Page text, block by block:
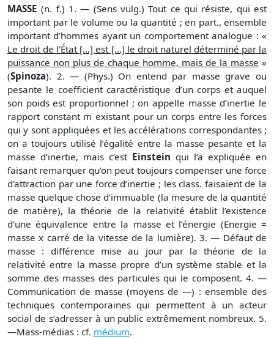
MASSE (n. f.) 1. — (Sens vulg.) Tout ce qui résiste, qui est
important par le volume ou la quantité ; en part., ensemble
important d’hommes ayant un comportement analogue : «
Le droit de l'État [...] est [...] le droit naturel déterminé par la
puissance non plus de chaque homme, mais de la masse »
(Spinoza). 2. — (Phys.) On entend par masse grave ou
pesante le coefficient caractéristique d’un corps et auquel
son poids est proportionnel ; on appelle masse d’inertie le
rapport constant m existant pour un corps entre les forces
qui y sont appliquées et les accélérations correspondantes ;
on a toujours utilisé l’égalité entre la masse pesante et la
masse d’inertie, mais c’est Einstein qui l’a expliquée en
faisant remarquer qu’on peut toujours compenser une force
d’attraction par une force d’inertie ; les class. faisaient de la
masse quelque chose d’immuable (la mesure de la quantité
de matière), la théorie de la relativité établit l’existence
d’une équivalence entre la masse et l’énergie (Energie =
masse x carré de la vitesse de la lumière). 3. — Défaut de
masse : différence mise au jour par la théorie de la
relativité entre la masse propre d’un système stable et la
somme des masses des particules qui le composent. 4. —
Communication de masse (moyens de —) : ensemble des
techniques contemporaines qui permettent à un acteur
social de s’adresser à un public extrêmement nombreux. 5.
—Mass-médias : cf. médium.